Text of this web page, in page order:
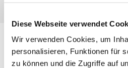
Diese Webseite verwendet
Wir verwenden Cookies, um
personalisieren, Funktionen für
zu können und die Zugriffe auf